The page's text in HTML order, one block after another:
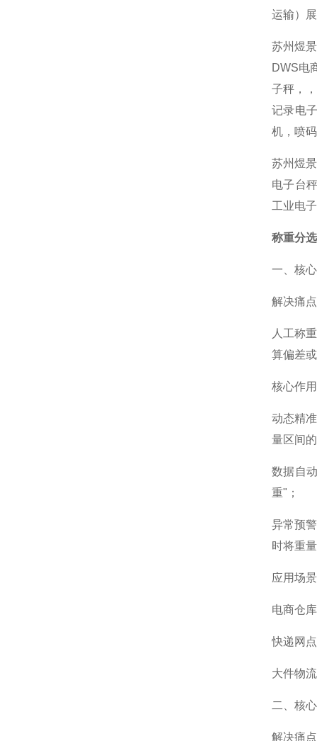
运输）
苏州煜
DWS电
子秤，
记录电
机，喷
苏州煜
电子台
工业电
称重分
一、核
解决痛
人工称
算偏差
核心作
动态精
量区间
数据自
重"；
异常预
时将重
应用场
电商仓
快递网
大件物
二、核
解决痛